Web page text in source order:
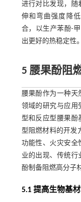
进行对比发现，随
伸和弯曲强度降
合，以生产苯酚-甲
出更好的热稳定性。
5 腰果酚阻
腰果酚作为一种天
领域的研究与应用
型和反应型腰果酚
型阻燃材料的开发
功能性、火灾安全
业的出现、传统行
酚制备阻燃高分子
5.1 提高生物基